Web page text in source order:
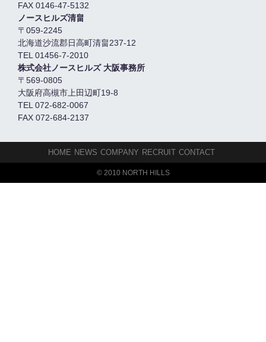
FAX 0146-47-5132
ノースヒルズ清畠
〒059-2245
北海道沙流郡日高町清畠237-12
TEL 01456-7-2010
株式会社ノースヒルズ 大阪事務所
〒569-0805
大阪府高槻市上田辺町19-8
TEL 072-682-0067
FAX 072-684-2137
HOME NEWS COMPANY RECRUIT CONTACT
© 2010 NORTH HILLS